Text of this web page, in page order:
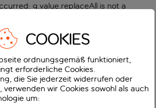
g.value.replaceAll is not a
COOKIES
ordnungsgemäß funktioniert,
erforderliche Cookies.
die Sie jederzeit widerrufen oder
verwenden wir Cookies sowohl als auch
um: